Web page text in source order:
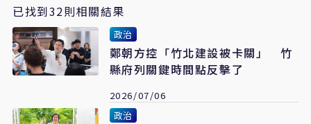
已找到32則相關結果
政治
鄭朝方控「竹北建設被卡關」 竹
縣府列關鍵時間點反擊了
2026/07/06
政治